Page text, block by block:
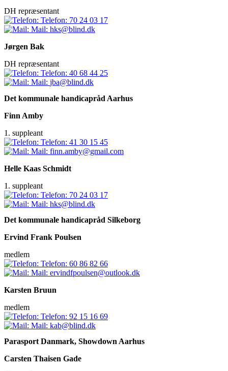
DH repræsentant
Telefon: 70 24 03 17
Mail: hks@blind.dk
Jørgen Bak
DH repræsentant
Telefon: 40 68 44 25
Mail: jba@blind.dk
Det kommunale handicapråd Aarhus
Finn Amby
1. suppleant
Telefon: 41 30 15 45
Mail: finn.amby@gmail.com
Helle Kaas Schmidt
1. suppleant
Telefon: 70 24 03 17
Mail: hks@blind.dk
Det kommunale handicapråd Silkeborg
Ervind Frank Poulsen
medlem
Telefon: 60 86 82 66
Mail: ervindfpoulsen@outlook.dk
Karsten Bruun
medlem
Telefon: 92 15 16 69
Mail: kab@blind.dk
Parasport Danmark, Showdown Aarhus
Carsten Thaisen Gade